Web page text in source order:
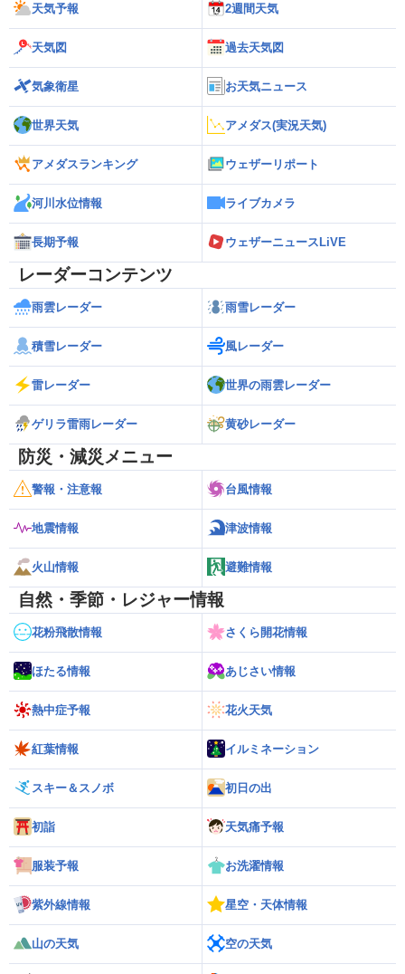
天気予報 2週間天気
天気図 過去天気図
気象衛星 お天気ニュース
世界天気 アメダス(実況天気)
アメダスランキング ウェザーリポート
河川水位情報 ライブカメラ
長期予報 ウェザーニュースLiVE
レーダーコンテンツ
雨雲レーダー 雨雪レーダー
積雪レーダー 風レーダー
雷レーダー 世界の雨雲レーダー
ゲリラ雷雨レーダー 黄砂レーダー
防災・減災メニュー
警報・注意報 台風情報
地震情報 津波情報
火山情報 避難情報
自然・季節・レジャー情報
花粉飛散情報 さくら開花情報
ほたる情報 あじさい情報
熱中症予報 花火天気
紅葉情報 イルミネーション
スキー＆スノボ 初日の出
初詣 天気痛予報
服装予報 お洗濯情報
紫外線情報 星空・天体情報
山の天気 空の天気